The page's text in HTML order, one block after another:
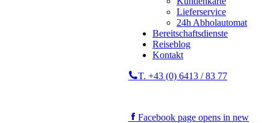
Lieferservice
24h Abholautomat
Bereitschaftsdienste
Reiseblog
Kontakt
T. +43 (0) 6413 / 83 77
Facebook page opens in new